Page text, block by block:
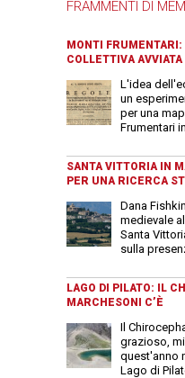
FRAMMENTI DI
MONTI
COLLETTIVA AVVIATA
L'idea
un
per una
Frumentari
SANTA VITTORIA IN
PER UNA RICERCA
Dana
medievale
Santa
sulla
LAGO DI PILATO: IL
MARCHESONI C’È
Il
grazioso,
quest'anno
Lago di